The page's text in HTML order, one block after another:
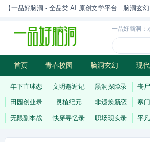
【一品好脑洞 - 全品类 AI 原创文学平台｜脑洞玄
一品好脑洞：
首页 青春校园 脑洞玄幻 现
历史权谋 武侠江湖 灵异志怪
年下直球恋 文明邂逅记 黑洞探险录 丧
田园创业录 灵植纪元 非遗焕新恋 寒
无限副本战 快穿寻忆录 职场现实录 平